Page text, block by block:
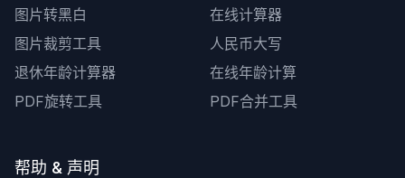
图片转黑白
在线计算器
图片裁剪工具
人民币大写
退休年龄计算器
在线年龄计算
PDF旋转工具
PDF合并工具
帮助 & 声明